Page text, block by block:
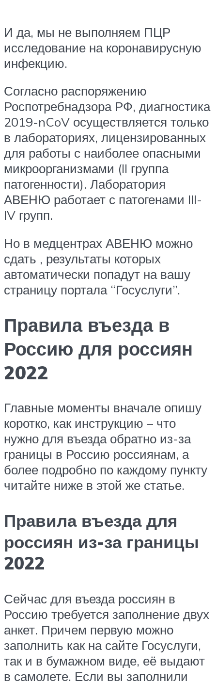
И да, мы не выполняем ПЦР
исследование на коронавирусную
инфекцию.
Согласно распоряжению
Роспотребнадзора РФ, диагностика
2019-nCoV осуществляется только
в лабораториях, лицензированных
для работы с наиболее опасными
микроорганизмами (II группа
патогенности). Лаборатория
АВЕНЮ работает с патогенами III-
IV групп.
Но в медцентрах АВЕНЮ можно
сдать , результаты которых
автоматически попадут на вашу
страницу портала “Госуслуги”.
Правила въезда в
Россию для россиян
2022
Главные моменты вначале опишу
коротко, как инструкцию – что
нужно для въезда обратно из-за
границы в Россию россиянам, а
более подробно по каждому пункту
читайте ниже в этой же статье.
Правила въезда для
россиян из-за границы
2022
Сейчас для въезда россиян в
Россию требуется заполнение двух
анкет. Причем первую можно
заполнить как на сайте Госуслуги,
так и в бумажном виде, её выдают
в самолете. Если вы заполнили